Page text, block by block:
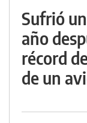
Sufrió
año
récord
de un